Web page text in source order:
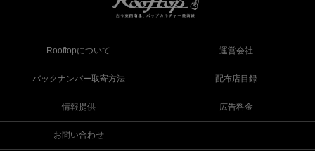
Rooftopについて 運営会社
バックナンバー取寄方法 配布店目録
情報提供 広告料金
お問い合わせ